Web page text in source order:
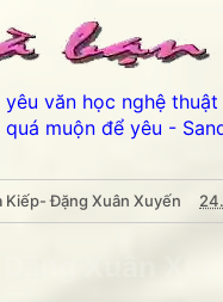
văn học nghệ thuật
muộn để yêu -
Kiếp- Đặng Xuân Xuyến
Xuân